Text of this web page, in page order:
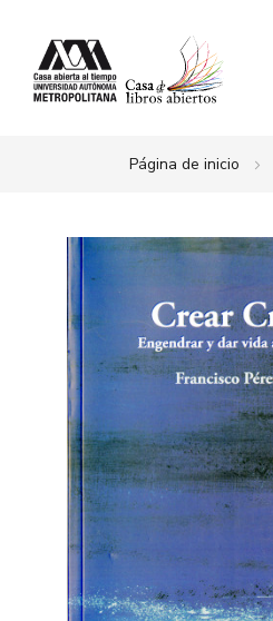
Página de inicio
imágenes